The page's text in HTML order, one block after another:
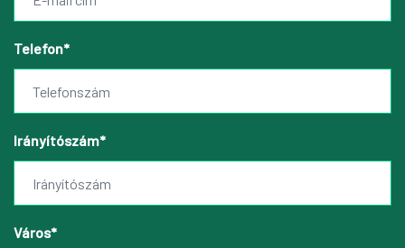
Telefon*
Irányítószám*
Város*